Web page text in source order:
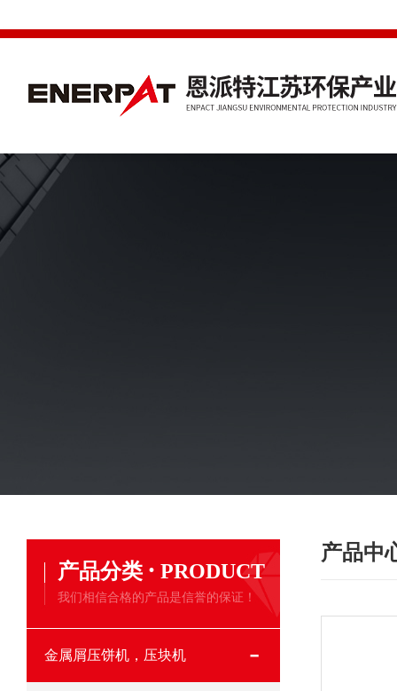
产品分类 · PRODUCT
我们相信合格的产品是信誉的保证！
金属屑压饼机，压块机
产品中